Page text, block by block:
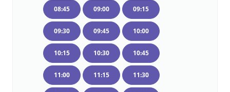
08:45 09:00 09:15
09:30 09:45 10:00
10:15 10:30 10:45
11:00 11:15 11:30